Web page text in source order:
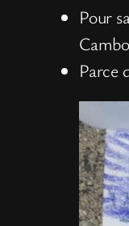
Pour
Parce